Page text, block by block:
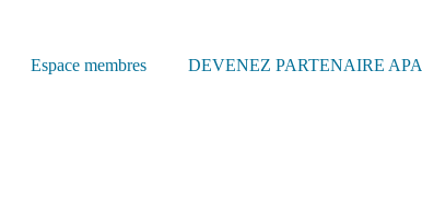
Espace membres DEVENEZ PARTENAIRE APA